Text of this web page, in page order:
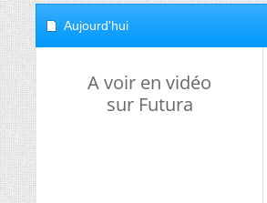
Aujourd'hui
A voir en vidéo
sur Futura